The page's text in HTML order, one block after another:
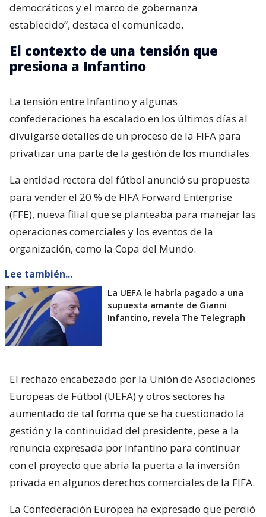
democráticos y el marco de gobernanza
establecido”, destaca el comunicado.
El contexto de una tensión que
presiona a Infantino
La tensión entre Infantino y algunas
confederaciones ha escalado en los últimos días al
divulgarse detalles de un proceso de la FIFA para
privatizar una parte de la gestión de los mundiales.
La entidad rectora del fútbol anunció su propuesta
para vender el 20 % de FIFA Forward Enterprise
(FFE), nueva filial que se planteaba para manejar las
operaciones comerciales y los eventos de la
organización, como la Copa del Mundo.
Lee también...
La UEFA le habría pagado a una
supuesta amante de Gianni
Infantino, revela The Telegraph
El rechazo encabezado por la Unión de Asociaciones
Europeas de Fútbol (UEFA) y otros sectores ha
aumentado de tal forma que se ha cuestionado la
gestión y la continuidad del presidente, pese a la
renuncia expresada por Infantino para continuar
con el proyecto que abría la puerta a la inversión
privada en algunos derechos comerciales de la FIFA.
La Confederación Europea ha expresado que perdió